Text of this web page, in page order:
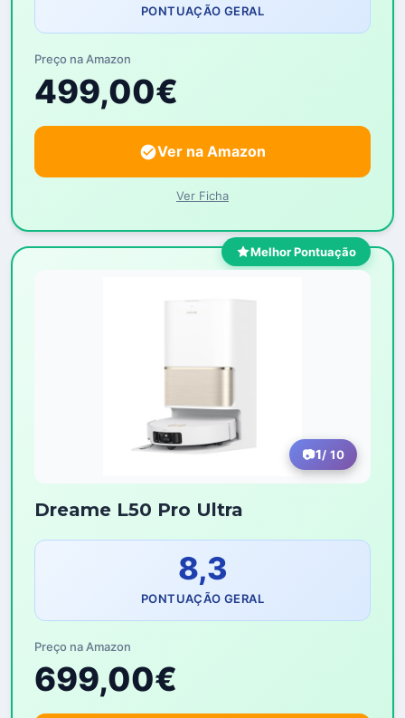
PONTUAÇÃO GERAL
Preço na Amazon
499,00€
Ver na Amazon
Ver Ficha
Melhor Pontuação
1/ 10
Dreame L50 Pro Ultra
8,3
PONTUAÇÃO GERAL
Preço na Amazon
699,00€